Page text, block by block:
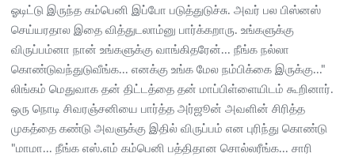
ஓடிட்டு இருந்த கம்பெனி இப்போ படுத்துடுச்சு. அவர் பல பிஸ்னஸ்
செய்யரதால இதை வித்துடலாம்னு பார்க்கறாரு. உங்களுக்கு
விருப்பம்னா நான் உங்களுக்கு வாங்கிதரேன்... நீங்க நல்லா
கொண்டுவந்துடுவீங்க... எனக்கு உங்க மேல நம்பிக்கை இருக்கு..."
லிங்கம் மெதுவாக தன் திட்டத்தை தன் மாப்பிள்ளையிடம் கூறினார்.
ஒரு நொடி சிவரஞ்சனியை பார்த்த அர்ஜூன் அவளின் சிரித்த
முகத்தை கண்டு அவளுக்கு இதில் விருப்பம் என புரிந்து கொண்டு
"மாமா... நீங்க எஸ்.எம் கம்பெனி பத்திதான சொல்லரீங்க... சாரி